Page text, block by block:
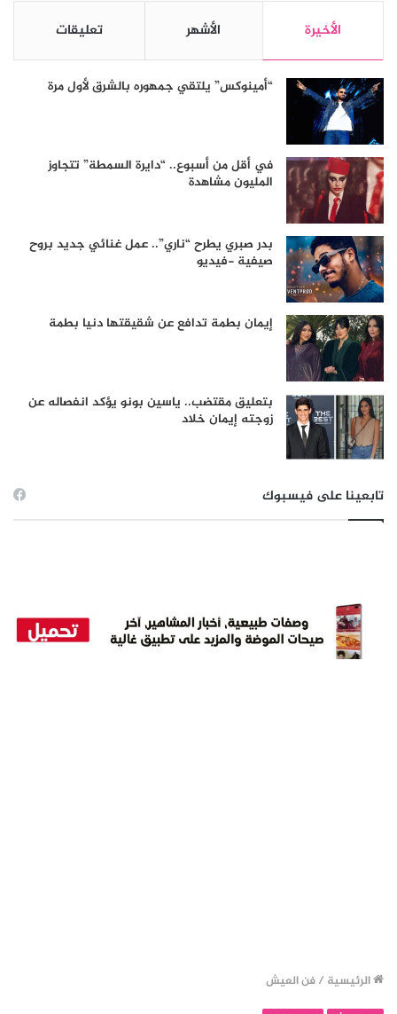
الأخيرة الأشهر تعليقات
“أمينوكس” يلتقي جمهوره بالشرق لأول مرة
في أقل من أسبوع.. “دايرة السمطة” تتجاوز
المليون مشاهدة
بدر صبري يطرح “ناري”.. عمل غنائي جديد بروح
صيفية -فيديو
إيمان بطمة تدافع عن شقيقتها دنيا بطمة
بتعليق مقتضب.. ياسين بونو يؤكد انفصاله عن
زوجته إيمان خلاد
تابعينا على فيسبوك